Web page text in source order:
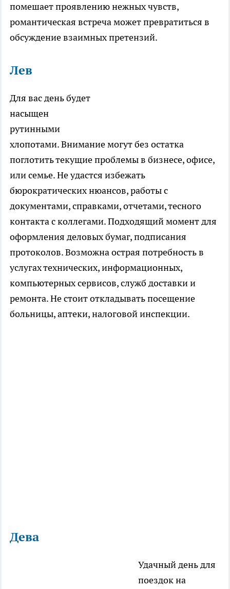
помешает проявлению нежных чувств,
романтическая встреча может превратиться в
обсуждение взаимных претензий.
Лев
Для вас день будет
насыщен
рутинными
хлопотами. Внимание могут без остатка
поглотить текущие проблемы в бизнесе, офисе,
или семье. Не удастся избежать
бюрократических нюансов, работы с
документами, справками, отчетами, тесного
контакта с коллегами. Подходящий момент для
оформления деловых бумаг, подписания
протоколов. Возможна острая потребность в
услугах технических, информационных,
компьютерных сервисов, служб доставки и
ремонта. Не стоит откладывать посещение
больницы, аптеки, налоговой инспекции.
Дева
Удачный день для
поездок на